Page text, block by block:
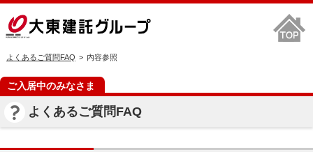
よくあるご質問FAQ 内容参照
ご入居中のみなさま
よくあるご質問FAQ